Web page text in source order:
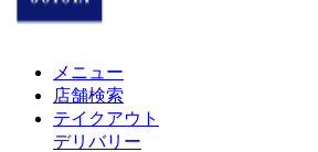
メニュー
店舗検索
テイクアウト
デリバリー